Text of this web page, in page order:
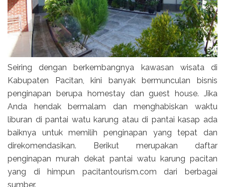
Seiring dengan berkembangnya kawasan wisata di
Kabupaten Pacitan, kini banyak bermunculan bisnis
penginapan berupa homestay dan guest house. Jika
Anda hendak bermalam dan menghabiskan waktu
liburan di pantai watu karung atau di pantai kasap ada
baiknya untuk memilih penginapan yang tepat dan
direkomendasikan. Berikut merupakan daftar
penginapan murah dekat pantai watu karung pacitan
yang di himpun pacitantourism.com dari berbagai
sumber.